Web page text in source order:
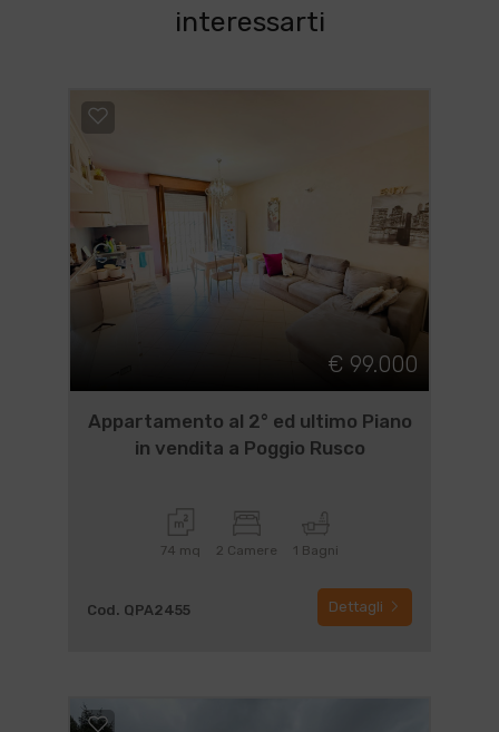
interessarti
€ 99.000
Appartamento al 2° ed ultimo Piano
in vendita a Poggio Rusco
74 mq 2 Camere 1 Bagni
Cod. QPA2455 Dettagli